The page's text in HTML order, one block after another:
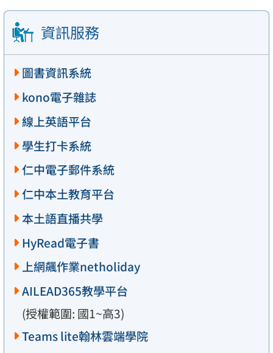
資訊服務
圖書資訊系統
kono電子雜誌
線上英語平台
學生打卡系統
仁中電子郵件系統
仁中本土教育平台
本土語直播共學
HyRead電子書
上網飆作業netholiday
AILEAD365教學平台
(授權範圍: 國1~高3)
Teams lite翰林雲端學院